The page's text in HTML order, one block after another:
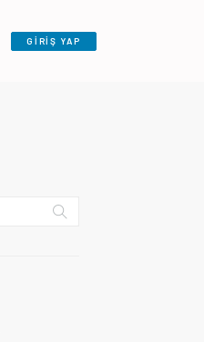
GİRİŞ YAP